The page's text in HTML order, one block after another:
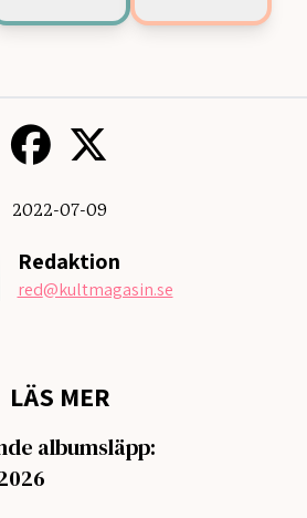
2022-07-09
Redaktion
red@kultmagasin.se
LÄS MER
albumsläpp: